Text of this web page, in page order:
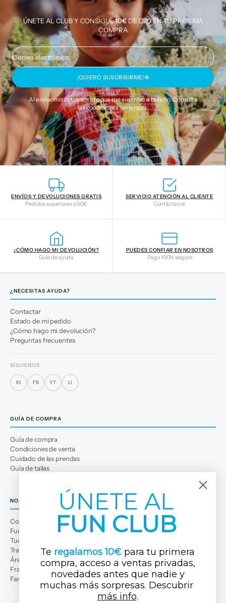
ÚNETE AL CLUB Y CONSIGUE10€DE DTO EN TU PRÓXIMA
COMPRA
Correo electrónico
¡QUIERO SUSCRIBIRME!
Al enviar mis datos acepto que me suscribo al boletín. Consulta
lascondiciones generales.
ENVÍOS Y DEVOLUCIONES GRATIS
Pedidos superiores a 50€
SERVICIO ATENCIÓN AL CLIENTE
Contáctanos
¿CÓMO HAGO MI DEVOLUCIÓN?
Guía de ayuda
PUEDES CONFIAR EN NOSOTROS
Pago 100% seguro
¿NECESITAS AYUDA?
Contactar
Estado de mi pedido
¿Cómo hago mi devolución?
Preguntas frecuentes
SÍGUENOS
IG FB YT LI
GUÍA DE COMPRA
Guía de compra
Condiciones de venta
Cuidado de las prendas
Guía de tallas
NOSOTROS
Conócenos
Fun Club
Tuc Tuc Planet
Trabaja con nosotros
Área profesional
Franquicias
Familias numerosas
ÚNETE AL
FUN CLUB
Te regalamos 10€ para tu primera
compra, acceso a ventas privadas,
novedades antes que nadie y
muchas más sorpresas. Descubrir ​
más info.